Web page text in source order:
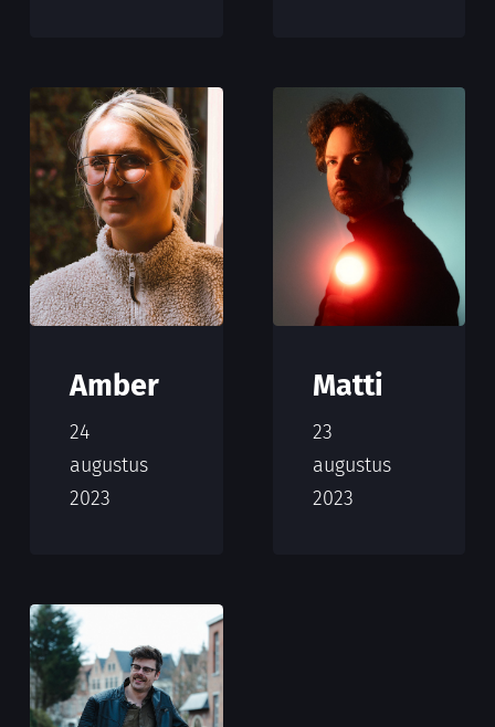
Amber
24
augustus
2023
Matti
23
augustus
2023